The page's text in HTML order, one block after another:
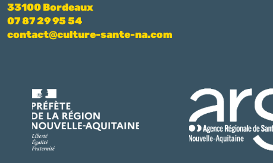
33100 Bordeaux
07 87 29 95 54
contact@culture-sante-na.com